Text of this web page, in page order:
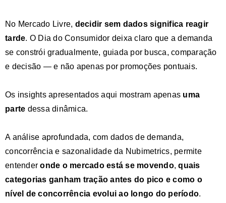
No Mercado Livre, decidir sem dados significa reagir
tarde. O Dia do Consumidor deixa claro que a demanda
se constrói gradualmente, guiada por busca, comparação
e decisão — e não apenas por promoções pontuais.
Os insights apresentados aqui mostram apenas uma
parte dessa dinâmica.
A análise aprofundada, com dados de demanda,
concorrência e sazonalidade da Nubimetrics, permite
entenderonde o mercado está se movendo,quais
categorias ganham tração antes do pico e como o
nível de concorrência evolui ao longo do período.